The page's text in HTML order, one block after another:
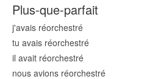
Plus-que-parfait
j'avais réorchestré
tu avais réorchestré
il avait réorchestré
nous avions réorchestré